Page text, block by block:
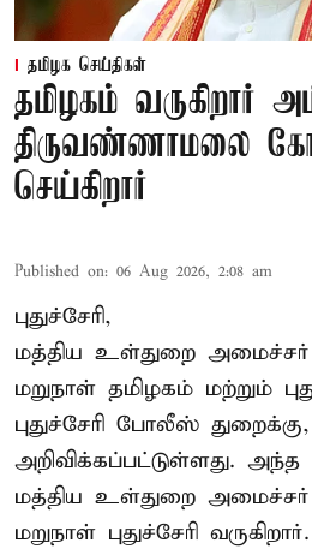
தமிழக செய்திகள்
தமிழகம் வருகிறார்
திருவண்ணாமலை
செய்கிறார்
Published on: 06 Aug 2026, 2:08 am
புதுச்சேரி,
மத்திய உள்துறை
மறுநாள் தமிழகம் மற்றும்
புதுச்சேரி போலீஸ் துறைக்கு,
அறிவிக்கப்பட்டுள்ளது.
மத்திய உள்துறை
மறுநாள் புதுச்சேரி